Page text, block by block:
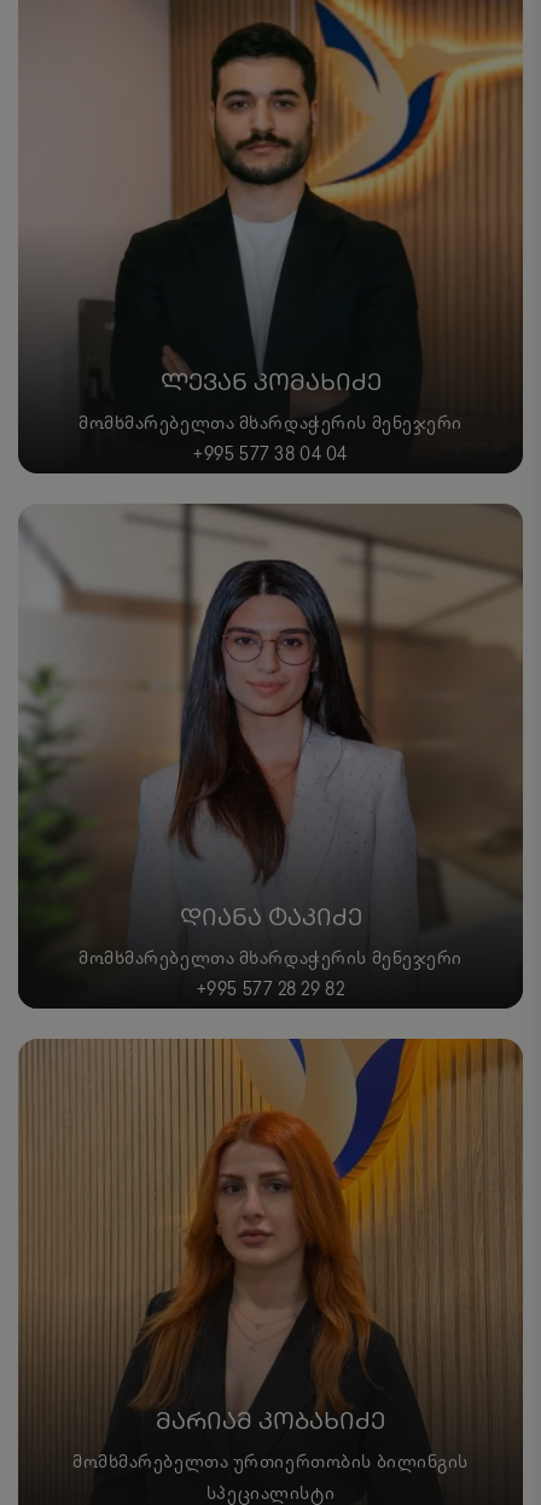
ᲚᲔᲕᲐᲜ ᲙᲝᲛᲐᲮᲘᲫᲔ
ᲛᲝᲛᲮᲛᲐᲠᲔᲑᲔᲚᲗᲐ ᲛᲮᲐᲠᲓᲐᲭᲔᲠᲘᲡ ᲛᲔᲜᲔᲯᲔᲠᲘ
+995 577 38 04 04
ᲓᲘᲐᲜᲐ ᲢᲐᲙᲘᲫᲔ
ᲛᲝᲛᲮᲛᲐᲠᲔᲑᲔᲚᲗᲐ ᲛᲮᲐᲠᲓᲐᲭᲔᲠᲘᲡ ᲛᲔᲜᲔᲯᲔᲠᲘ
+995 577 28 29 82
ᲛᲐᲠᲘᲐᲛ ᲙᲝᲑᲐᲮᲘᲫᲔ
ᲛᲝᲛᲮᲛᲐᲠᲔᲑᲔᲚᲗᲐ ᲣᲠᲗᲘᲔᲠᲗᲝᲑᲘᲡ ᲑᲘᲚᲘᲜᲒᲘᲡ
ᲡᲞᲔᲪᲘᲐᲚᲘᲡᲢᲘ